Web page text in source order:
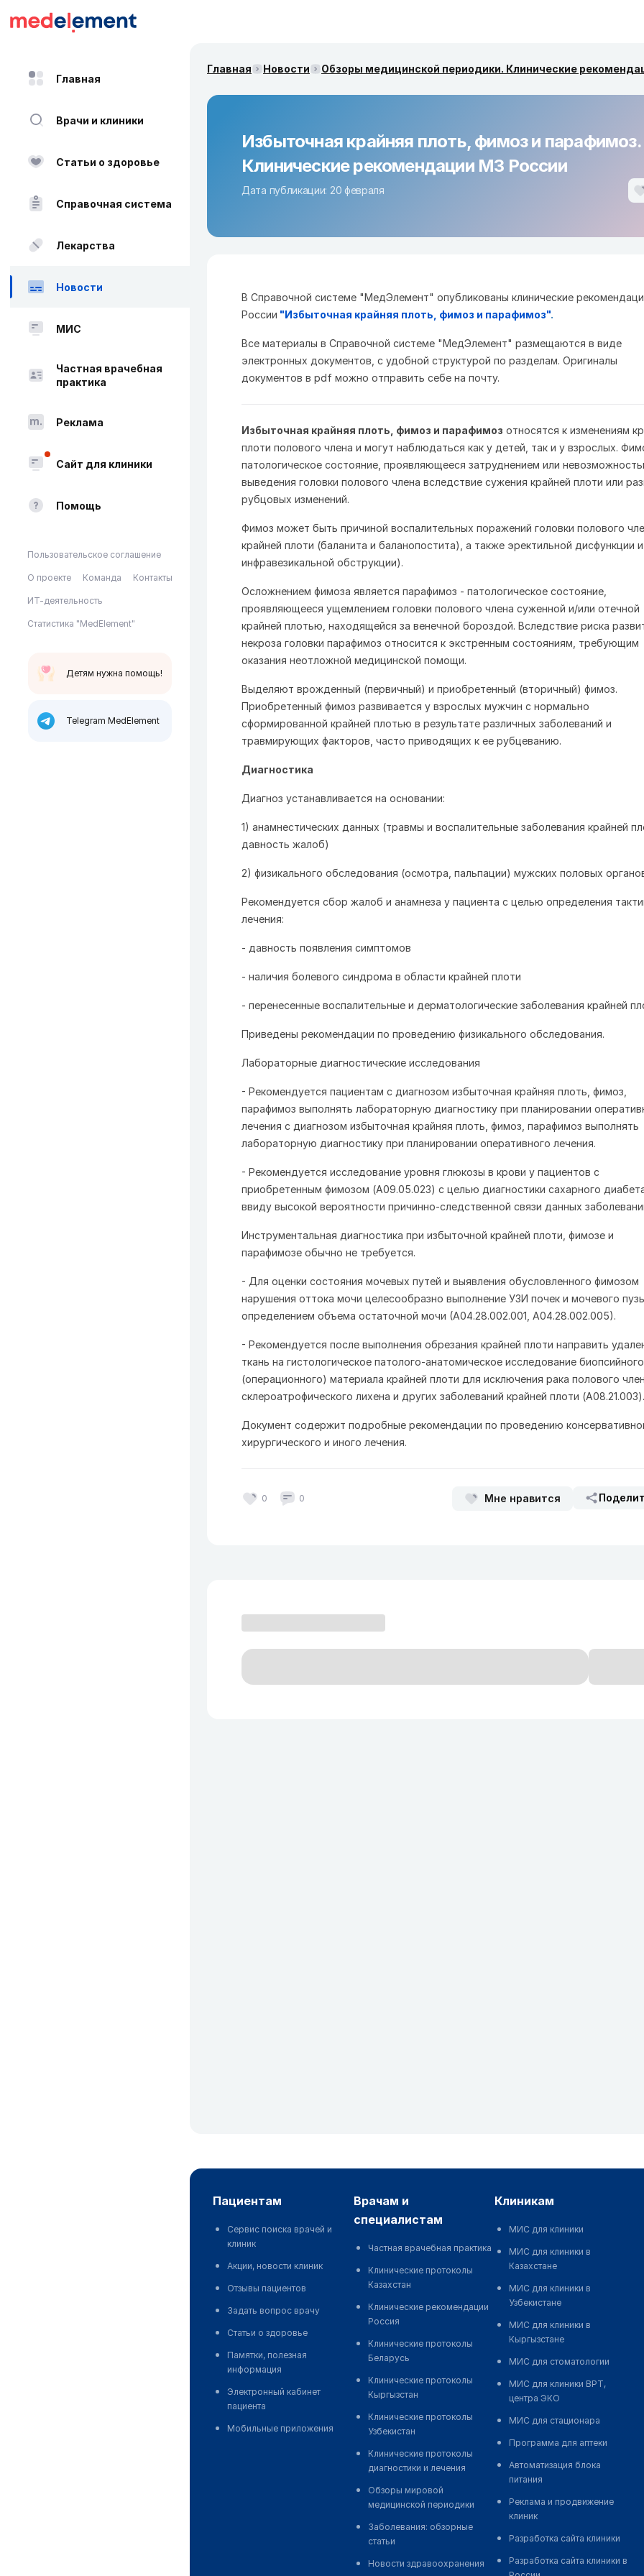
Главная
Врачи и клиники
Статьи о здоровье
Справочная система
Лекарства
Новости
МИС
Частная врачебная
практика
Реклама
Сайт для клиники
Помощь
Пользовательское соглашение
О проекте Команда Контакты
ИТ-деятельность
Статистика "MedElement"
Детям нужна помощь!
Telegram MedElement
Главная Новости Обзоры медицинской периодики. Клинические
Избыточная крайняя плоть, фимоз и парафимоз.
Клинические рекомендации МЗ России
Дата публикации: 20 февраля
В Справочной системе "МедЭлемент" опубликованы клинические
России "Избыточная крайняя плоть, фимоз и парафимоз".
Все материалы в Справочной системе "МедЭлемент" размещаются в виде
электронных документов, с удобной структурой по разделам. Оригиналы
документов в pdf можно отправить себе на почту.
Избыточная крайняя плоть, фимоз и парафимоз относятся к изменениям
плоти полового члена и могут наблюдаться как у детей, так и у взрослых.
патологическое состояние, проявляющееся затруднением или
выведения головки полового члена вследствие сужения крайней плоти или
рубцовых изменений.
Фимоз может быть причиной воспалительных поражений головки полового
крайней плоти (баланита и баланопостита), а также эректильной дисфункции и
инфравезикальной обструкции).
Осложнением фимоза является парафимоз - патологическое состояние,
проявляющееся ущемлением головки полового члена суженной и/или отечной
крайней плотью, находящейся за венечной бороздой. Вследствие риска
некроза головки парафимоз относится к экстренным состояниям, требующим
оказания неотложной медицинской помощи.
Выделяют врожденный (первичный) и приобретенный (вторичный) фимоз.
Приобретенный фимоз развивается у взрослых мужчин с нормально
сформированной крайней плотью в результате различных заболеваний и
травмирующих факторов, часто приводящих к ее рубцеванию.
Диагностика
Диагноз устанавливается на основании:
1) анамнестических данных (травмы и воспалительные заболевания крайней
давность жалоб)
2) физикального обследования (осмотра, пальпации) мужских половых
Рекомендуется сбор жалоб и анамнеза у пациента с целью определения
лечения:
- давность появления симптомов
- наличия болевого синдрома в области крайней плоти
- перенесенные воспалительные и дерматологические заболевания крайней
Приведены рекомендации по проведению физикального обследования.
Лабораторные диагностические исследования
- Рекомендуется пациентам с диагнозом избыточная крайняя плоть, фимоз,
парафимоз выполнять лабораторную диагностику при планировании
лечения с диагнозом избыточная крайняя плоть, фимоз, парафимоз выполнять
лабораторную диагностику при планировании оперативного лечения.
- Рекомендуется исследование уровня глюкозы в крови у пациентов с
приобретенным фимозом (A09.05.023) с целью диагностики сахарного
ввиду высокой вероятности причинно-следственной связи данных
Инструментальная диагностика при избыточной крайней плоти, фимозе и
парафимозе обычно не требуется.
- Для оценки состояния мочевых путей и выявления обусловленного фимозом
нарушения оттока мочи целесообразно выполнение УЗИ почек и мочевого
определением объема остаточной мочи (А04.28.002.001, А04.28.002.005).
- Рекомендуется после выполнения обрезания крайней плоти направить
ткань на гистологическое патолого-анатомическое исследование биопсийного
(операционного) материала крайней плоти для исключения рака полового
склероатрофического лихена и других заболеваний крайней плоти (A08.21.003).
Документ содержит подробные рекомендации по проведению
хирургического и иного лечения.
0 0 Мне нравится
пациентам
Сервис поиска врачей и
клиник
Акции, новости клиник
Отзывы пациентов
Задать вопрос врачу
Статьи о здоровье
Памятки, полезная
информация
Электронный кабинет
пациента
Мобильные приложения
врачам и
специалистам
Частная врачебная практика
Клинические протоколы
Казахстан
Клинические рекомендации
Россия
Клинические протоколы
Беларусь
Клинические протоколы
Кыргызстан
Клинические протоколы
Узбекистан
Клинические протоколы
диагностики и лечения
Обзоры мировой
медицинской периодики
Заболевания: обзорные
статьи
Новости здравоохранения
клиникам
МИС для клиники
МИС для клиники в
Казахстане
МИС для клиники в
Узбекистане
МИС для клиники в
Кыргызстане
МИС для стоматологии
МИС для клиники ВРТ,
центра ЭКО
МИС для стационара
Программа для аптеки
Автоматизация блока
питания
Реклама и продвижение
клиник
Разработка сайта клиники
Разработка сайта клиники в